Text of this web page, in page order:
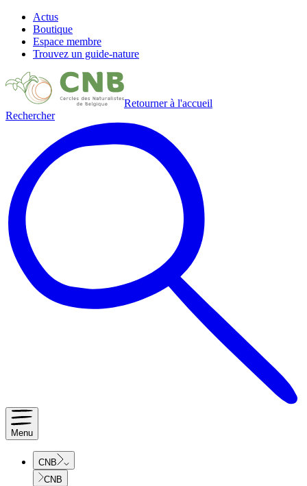
Actus
Boutique
Espace membre
Trouvez un guide-nature
Retourner à l'accueil
Rechercher
Menu
CNB
CNB